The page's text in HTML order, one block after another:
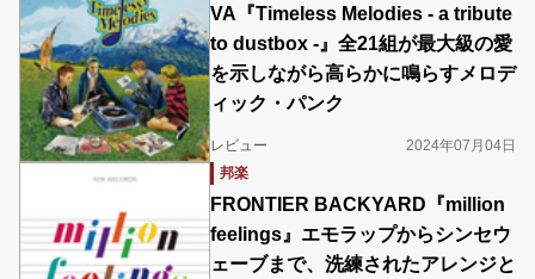
VA『Timeless Melodies - a tribute
to dustbox -』全21組が最大級の愛
を示しながら高らかに鳴らすメロデ
ィック・パンク
レビュー
2024年07月04日
邦楽
FRONTIER BACKYARD『million
feelings』エモラップからシンセウ
ェーブまで、洗練されたアレンジと